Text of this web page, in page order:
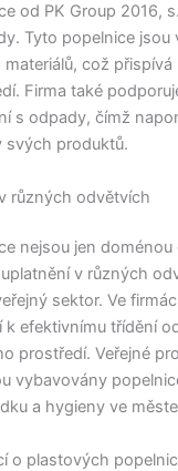
od PK Group 2016,
Tyto popelnice jsou
což přispívá
Firma také
s odpady, čímž
svých produktů.
různých odvětvích
nejsou jen
v různých
sektor. Ve
efektivnímu třídění
prostředí. Veřejné
vybavovány
a hygieny ve
o plastových